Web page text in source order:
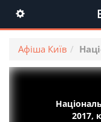
Toggle
navigation
Афіша Київ
2017,